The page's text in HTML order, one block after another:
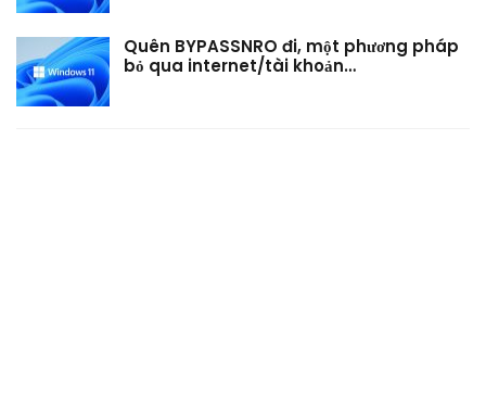
Quên BYPASSNRO đi, một phương pháp
bỏ qua internet/tài khoản…